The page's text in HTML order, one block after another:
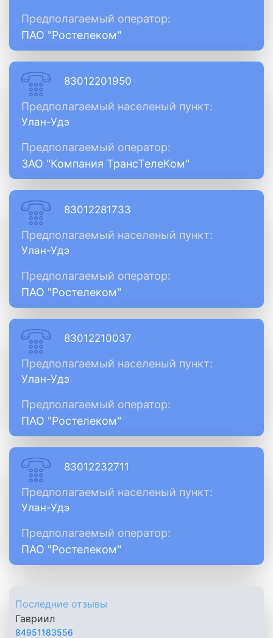
Предполагаемый оператор:
ПАО "Ростелеком"
83012201950
Предполагаемый населеный пункт:
Улан-Удэ
Предполагаемый оператор:
ЗАО "Компания ТрансТелеКом"
83012281733
Предполагаемый населеный пункт:
Улан-Удэ
Предполагаемый оператор:
ПАО "Ростелеком"
83012210037
Предполагаемый населеный пункт:
Улан-Удэ
Предполагаемый оператор:
ПАО "Ростелеком"
83012232711
Предполагаемый населеный пункт:
Улан-Удэ
Предполагаемый оператор:
ПАО "Ростелеком"
Последние отзывы
Гавриил
84951183556